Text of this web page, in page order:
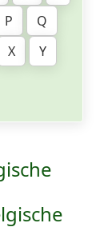
P
Q
X
Y